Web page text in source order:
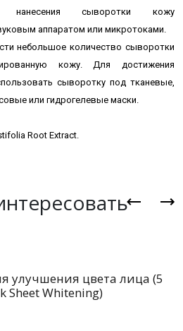
нанесения сыворотки кожу
аппаратом или микротоками.
небольшое количество сыворотки
кожу. Для достижения
сыворотку под тканевые,
или гидрогелевые маски.
Root Extract.
улучшения цвета лица (5
Sheet Whitening)